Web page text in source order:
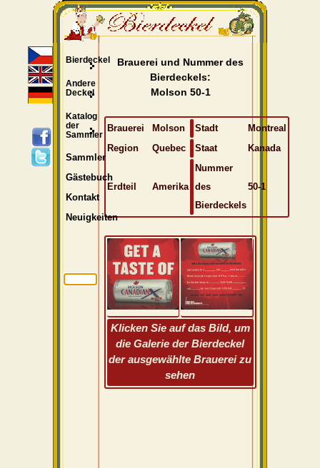
Brauerei und Nummer des
Bierdeckels:
Molson 50-1
Brauerei Molson Stadt
Montreal
Region
Quebec Staat Kanada
Erdteil Amerika
Nummer
des
Bierdeckels
50-1
Klicken Sie auf das Bild, um
die Galerie der Bierdeckel
der ausgewählte Brauerei zu
sehen
Bierdeckel
Andere
Deckel
Katalog
der
Sammler
Sammler
Gästebuch
Kontakt
Neuigkeiten